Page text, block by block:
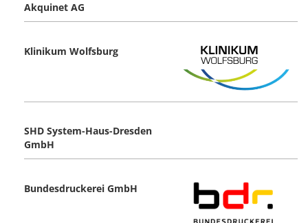
Akquinet AG
Klinikum Wolfsburg
SHD System-Haus-Dresden
GmbH
Bundesdruckerei GmbH